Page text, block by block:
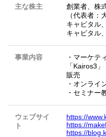
主な株主
創業者、株
（代表者：
キャピタル
キャピタル
事業内容
・マーケテ
「Kairos3
販売
・オンライ
・セミナー
ウェブサイ
ト
https://
https://
https://